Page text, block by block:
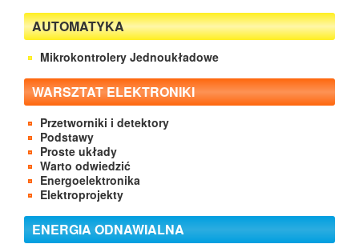
AUTOMATYKA
Mikrokontrolery Jednoukładowe
WARSZTAT ELEKTRONIKI
Przetworniki i detektory
Podstawy
Proste układy
Warto odwiedzić
Energoelektronika
Elektroprojekty
ENERGIA ODNAWIALNA